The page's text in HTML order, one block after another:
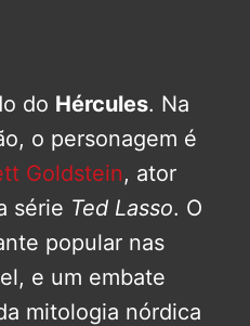
do Hércules. Na
o personagem é
Goldstein, ator
série Ted Lasso. O
popular nas
e um embate
mitologia nórdica